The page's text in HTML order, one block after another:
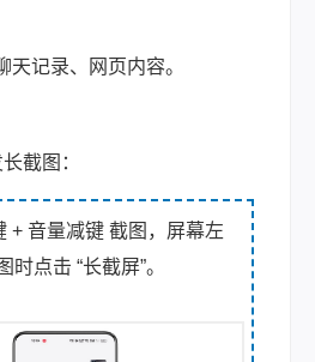
天记录、网页内容。
截图：
+ 音量减键 截图，屏幕左
点击 “长截屏”。